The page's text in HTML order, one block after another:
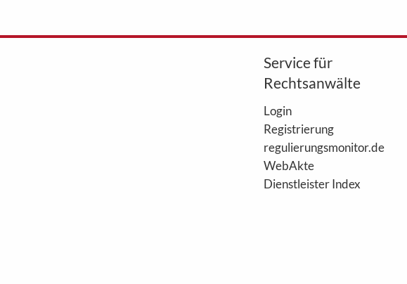
Service für
Rechtsanwälte
Login
Registrierung
regulierungsmonitor.de
WebAkte
Dienstleister Index